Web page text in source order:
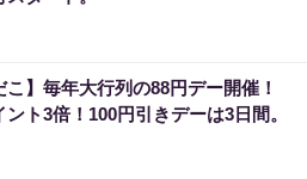
こ】毎年大行列の88円デー開催！
ント3倍！100円引きデーは3日間。